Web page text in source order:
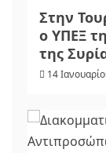
Στην
ο ΥΠΕΞ
της
14